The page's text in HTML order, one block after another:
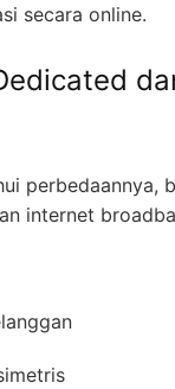
secara online.
perbedaannya,
internet